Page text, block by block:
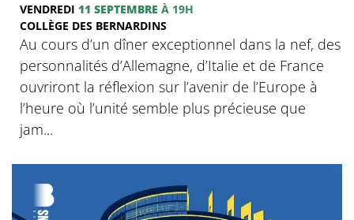
VENDREDI 11 SEPTEMBRE À 19H
COLLÈGE DES BERNARDINS
Au cours d’un dîner exceptionnel dans la nef, des
personnalités d’Allemagne, d’Italie et de France
ouvriront la réflexion sur l’avenir de l’Europe à
l’heure où l’unité semble plus précieuse que
jam...